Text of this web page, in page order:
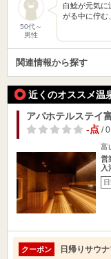
50代～
男性
白鯰が元気に
がる中に佇む
関連情報から探す
近くのオススメ温
アパホテルステイ
-点/ 0
富
営
クーポン 日帰りサウナ